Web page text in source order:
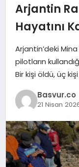
HABERLER
İŞ FIKIRLERI
KRIPTO HABER
Arjantin
Hayatını
Arjantin’deki
pilotların
Bir kişi öldü, üç
Basvur.co
21 Nisan